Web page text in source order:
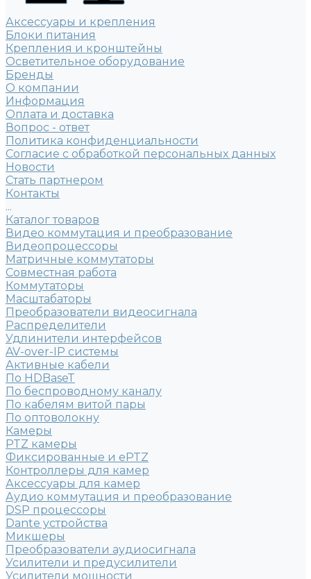
Аксессуары и крепления
Блоки питания
Крепления и кронштейны
Осветительное оборудование
Бренды
О компании
Информация
Оплата и доставка
Вопрос - ответ
Политика конфиденциальности
Согласие с обработкой персональных данных
Новости
Стать партнером
Контакты
...
Каталог товаров
Видео коммутация и преобразование
Видеопроцессоры
Матричные коммутаторы
Совместная работа
Коммутаторы
Масштабаторы
Преобразователи видеосигнала
Распределители
Удлинители интерфейсов
AV-over-IP системы
Активные кабели
По HDBaseT
По беспроводному каналу
По кабелям витой пары
По оптоволокну
Камеры
PTZ камеры
Фиксированные и ePTZ
Контроллеры для камер
Аксессуары для камер
Аудио коммутация и преобразование
DSP процессоры
Dante устройства
Микшеры
Преобразователи аудиосигнала
Усилители и предусилители
Усилители мощности